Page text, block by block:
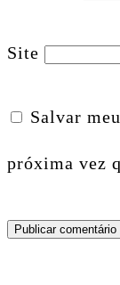
Site
Salvar
próxima vez